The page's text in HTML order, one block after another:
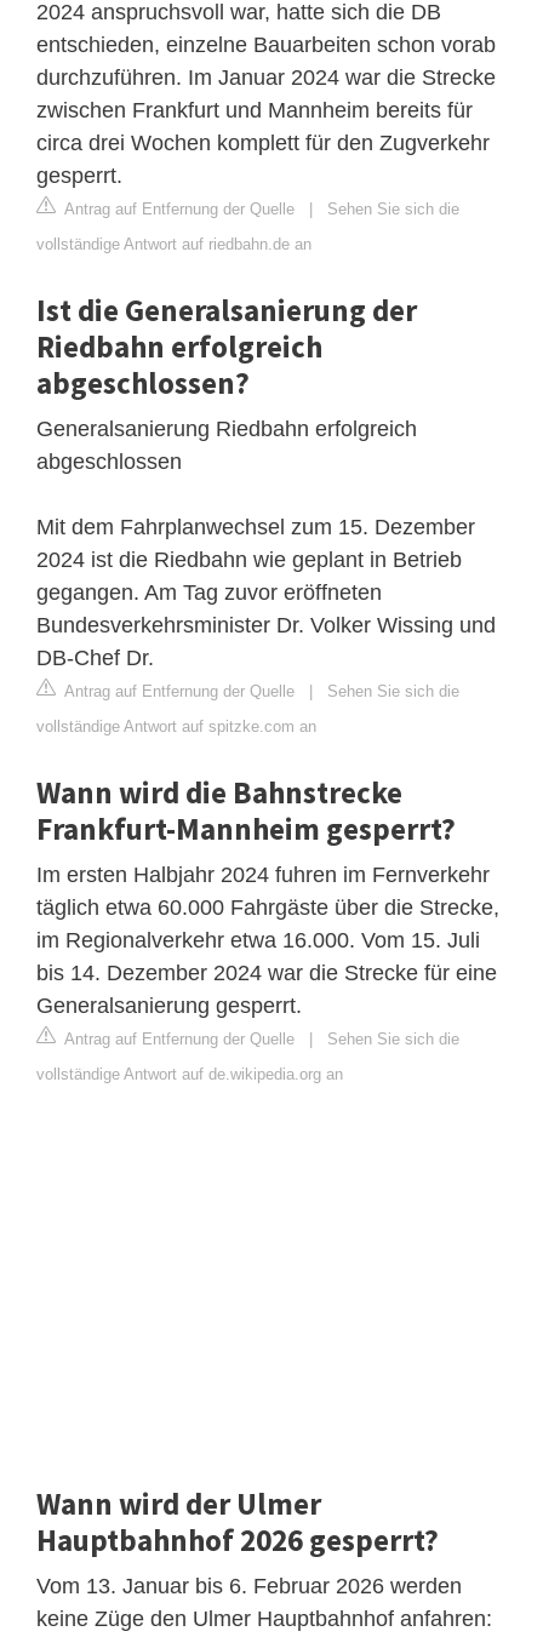
2024 anspruchsvoll war, hatte sich die DB
entschieden, einzelne Bauarbeiten schon vorab
durchzuführen. Im Januar 2024 war die Strecke
zwischen Frankfurt und Mannheim bereits für
circa drei Wochen komplett für den Zugverkehr
gesperrt.
Antrag auf Entfernung der Quelle | Sehen Sie sich die
vollständige Antwort auf riedbahn.de an
Ist die Generalsanierung der
Riedbahn erfolgreich
abgeschlossen?
Generalsanierung Riedbahn erfolgreich
abgeschlossen
Mit dem Fahrplanwechsel zum 15. Dezember
2024 ist die Riedbahn wie geplant in Betrieb
gegangen. Am Tag zuvor eröffneten
Bundesverkehrsminister Dr. Volker Wissing und
DB-Chef Dr.
Antrag auf Entfernung der Quelle | Sehen Sie sich die
vollständige Antwort auf spitzke.com an
Wann wird die Bahnstrecke
Frankfurt-Mannheim gesperrt?
Im ersten Halbjahr 2024 fuhren im Fernverkehr
täglich etwa 60.000 Fahrgäste über die Strecke,
im Regionalverkehr etwa 16.000. Vom 15. Juli
bis 14. Dezember 2024 war die Strecke für eine
Generalsanierung gesperrt.
Antrag auf Entfernung der Quelle | Sehen Sie sich die
vollständige Antwort auf de.wikipedia.org an
Wann wird der Ulmer
Hauptbahnhof 2026 gesperrt?
Vom 13. Januar bis 6. Februar 2026 werden
keine Züge den Ulmer Hauptbahnhof anfahren: